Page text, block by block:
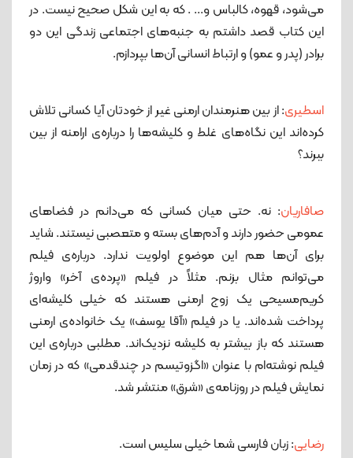
می‌شود، قهوه، کالباس و... . که به این شکل صحیح نیست. در
این کتاب قصد داشتم به جنبه‌های اجتماعی زندگی این دو
برادر (پدر و عمو) و ارتباط انسانی آن‌ها بپردازم.
اسطیری: از بین هنرمندان ارمنی غیر از خودتان آیا کسانی تلاش
کرده‌اند این نگاه‌های غلط و کلیشه‌ها را درباره‌ی ارامنه از بین
ببرند؟
صافاریان: نه. حتی میان کسانی که می‌دانم در فضاهای
عمومی حضور دارند و آدم‌های بسته و متعصبی نیستند. شاید
برای آن‌ها هم این موضوع اولویت ندارد. درباره‌ی فیلم
می‌توانم مثال بزنم. مثلاً در فیلم «پرده‌ی آخر» واروژ
کریم‌مسیحی یک زوج ارمنی هستند که خیلی کلیشه‌ای
پرداخت شده‌اند. یا در فیلم «آقا یوسف» یک خانواده‌ی ارمنی
هستند که باز بیشتر به کلیشه نزدیک‌اند. مطلبی درباره‌‌ی این
فیلم نوشته‌ام با عنوان «اگزوتیسم در چندقدمی» که در زمان
نمایش فیلم در روزنامه‌ی «شرق» منتشر شد.
رضایی: زبان فارسی شما خیلی سلیس است.